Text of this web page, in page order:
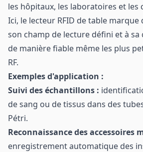
les hôpitaux, les laboratoires et les
Ici, le lecteur RFID de table marque
son champ de lecture défini et à sa
de manière fiable même les plus
RF.
Exemples d'application :
Suivi des échantillons :
de sang ou de tissus dans des
Pétri.
Reconnaissance des accessoires
enregistrement automatique des